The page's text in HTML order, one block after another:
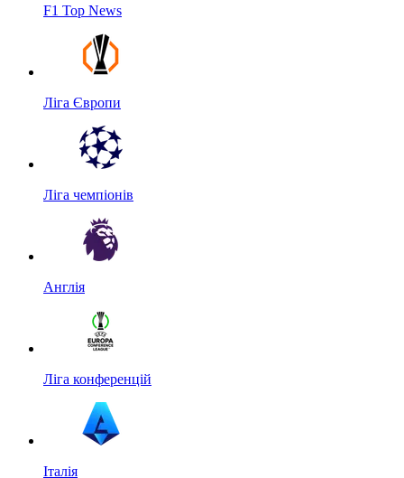
F1 Top News
Ліга Європи
Ліга чемпіонів
Англія
Ліга конференцій
Італія